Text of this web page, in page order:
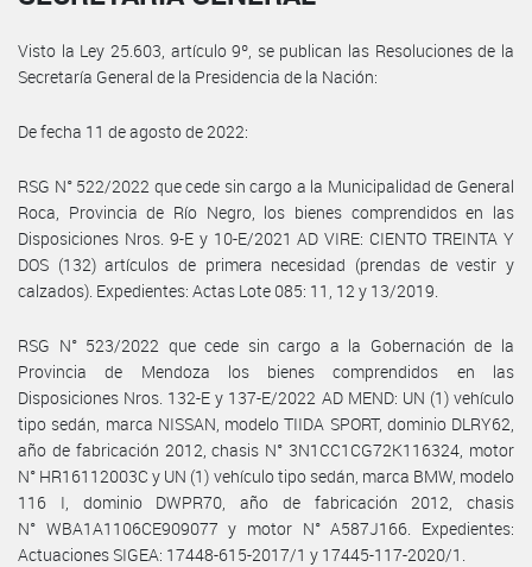
Visto la Ley 25.603, artículo 9º, se publican las Resoluciones de la
Secretaría General de la Presidencia de la Nación:
De fecha 11 de agosto de 2022:
RSG N° 522/2022 que cede sin cargo a la Municipalidad de General
Roca, Provincia de Río Negro, los bienes comprendidos en las
Disposiciones Nros. 9-E y 10-E/2021 AD VIRE: CIENTO TREINTA Y
DOS (132) artículos de primera necesidad (prendas de vestir y
calzados). Expedientes: Actas Lote 085: 11, 12 y 13/2019.
RSG N° 523/2022 que cede sin cargo a la Gobernación de la
Provincia de Mendoza los bienes comprendidos en las
Disposiciones Nros. 132-E y 137-E/2022 AD MEND: UN (1) vehículo
tipo sedán, marca NISSAN, modelo TIIDA SPORT, dominio DLRY62,
año de fabricación 2012, chasis N° 3N1CC1CG72K116324, motor
N° HR16112003C y UN (1) vehículo tipo sedán, marca BMW, modelo
116 I, dominio DWPR70, año de fabricación 2012, chasis
N° WBA1A1106CE909077 y motor N° A587J166. Expedientes:
Actuaciones SIGEA: 17448-615-2017/1 y 17445-117-2020/1.